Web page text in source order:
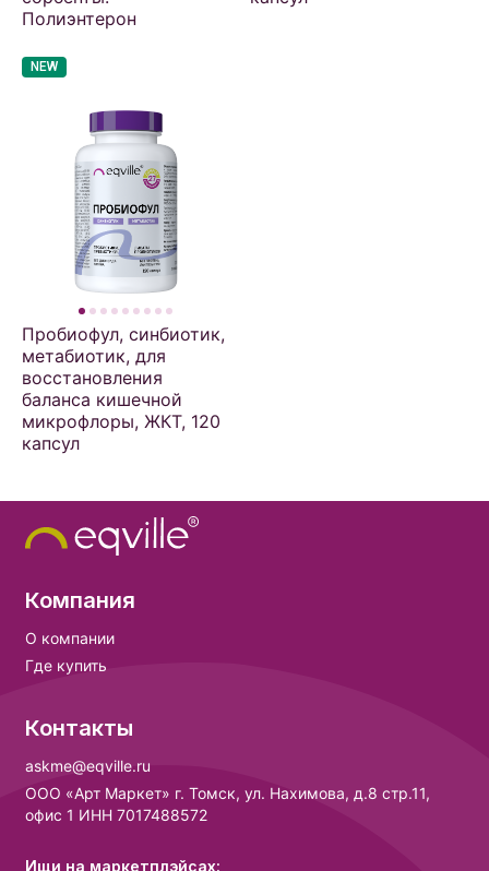
Полиэнтерон
NEW
Пробиофул, синбиотик,
метабиотик, для
восстановления
баланса кишечной
микрофлоры, ЖКТ, 120
капсул
Компания
О компании
Где купить
Контакты
askme@eqville.ru
ООО «Арт Маркет» г. Томск, ул. Нахимова, д.8 стр.11,
офис 1 ИНН 7017488572
Ищи на маркетплэйсах: